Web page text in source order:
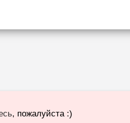
, пожалуйста :)